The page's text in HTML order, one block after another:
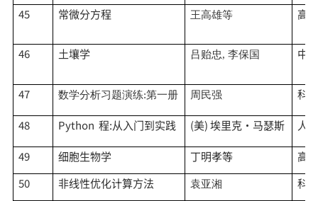
45 常微分方程 王高雄等 高
46 土壤学 吕贻忠, 李保国 中
47 数学分析习题演练:第一册 周民强 科
48 Python 程:从入门到实践 (美) 埃里克·马瑟斯 人
49 细胞生物学 丁明孝等
高
50
非线性优化计算方法 袁亚湘
科